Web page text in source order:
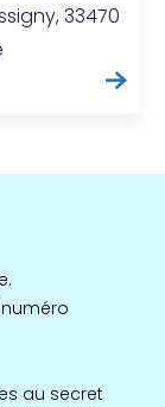
33470
au secret